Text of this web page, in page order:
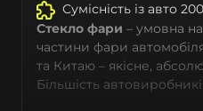
Сумісність із авто
Стекло фари – умовна
частини фари
та Китаю – якісне,
Більшість
тому не слід